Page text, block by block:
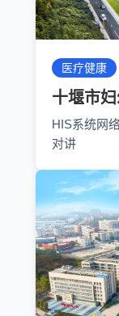
医疗健康
十堰市
HIS系统网
对讲